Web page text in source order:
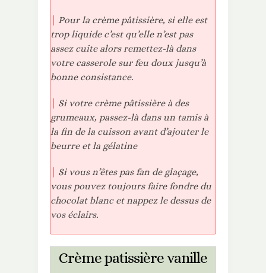
Pour la crème pâtissière, si elle est
trop liquide c’est qu’elle n’est pas
assez cuite alors remettez-là dans
votre casserole sur feu doux jusqu’à
bonne consistance.
Si votre crème pâtissière à des
grumeaux, passez-là dans un tamis à
la fin de la cuisson avant d’ajouter le
beurre et la gélatine
Si vous n’êtes pas fan de glaçage,
vous pouvez toujours faire fondre du
chocolat blanc et nappez le dessus de
vos éclairs.
Crème patissière vanille